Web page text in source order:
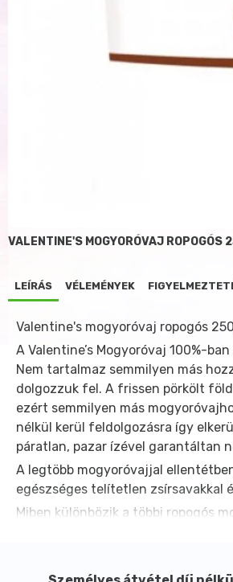
VALENTINE'S MOGYORÓVAJ ROPOGÓS
LEÍRÁS VÉLEMÉNYEK
Valentine's mogyoróvaj ropogós
A Valentine’s Mogyoróvaj 100%-
Nem tartalmaz semmilyen más
dolgozzuk fel. A frissen pörkölt
ezért semmilyen más
nélkül kerül feldolgozásra így
páratlan, pazar ízével garantáltan
A legtöbb mogyoróvajjal
egészséges telítetlen zsírsavakkal
Miben különbözik a többi ropogós
Miért jó a mogyoróvaj?